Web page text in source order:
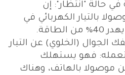
في حالة "انتظار": إن
بالتيار الكهربائي في
(الخلوي) عن التيار
فهو يستهلك
موصولا بالهاتف، وهناك